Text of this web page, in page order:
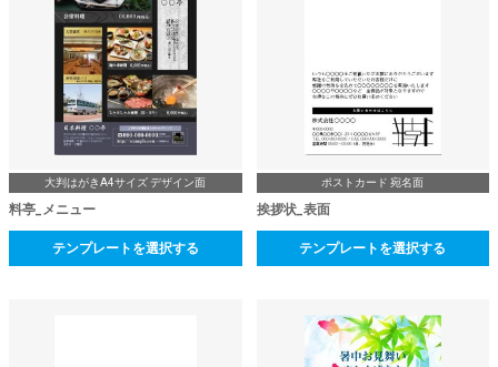
大判はがきA4サイズ デザイン面
料亭_メニュー
テンプレートを選択する
ポストカード 宛名面
挨拶状_表面
テンプレートを選択する